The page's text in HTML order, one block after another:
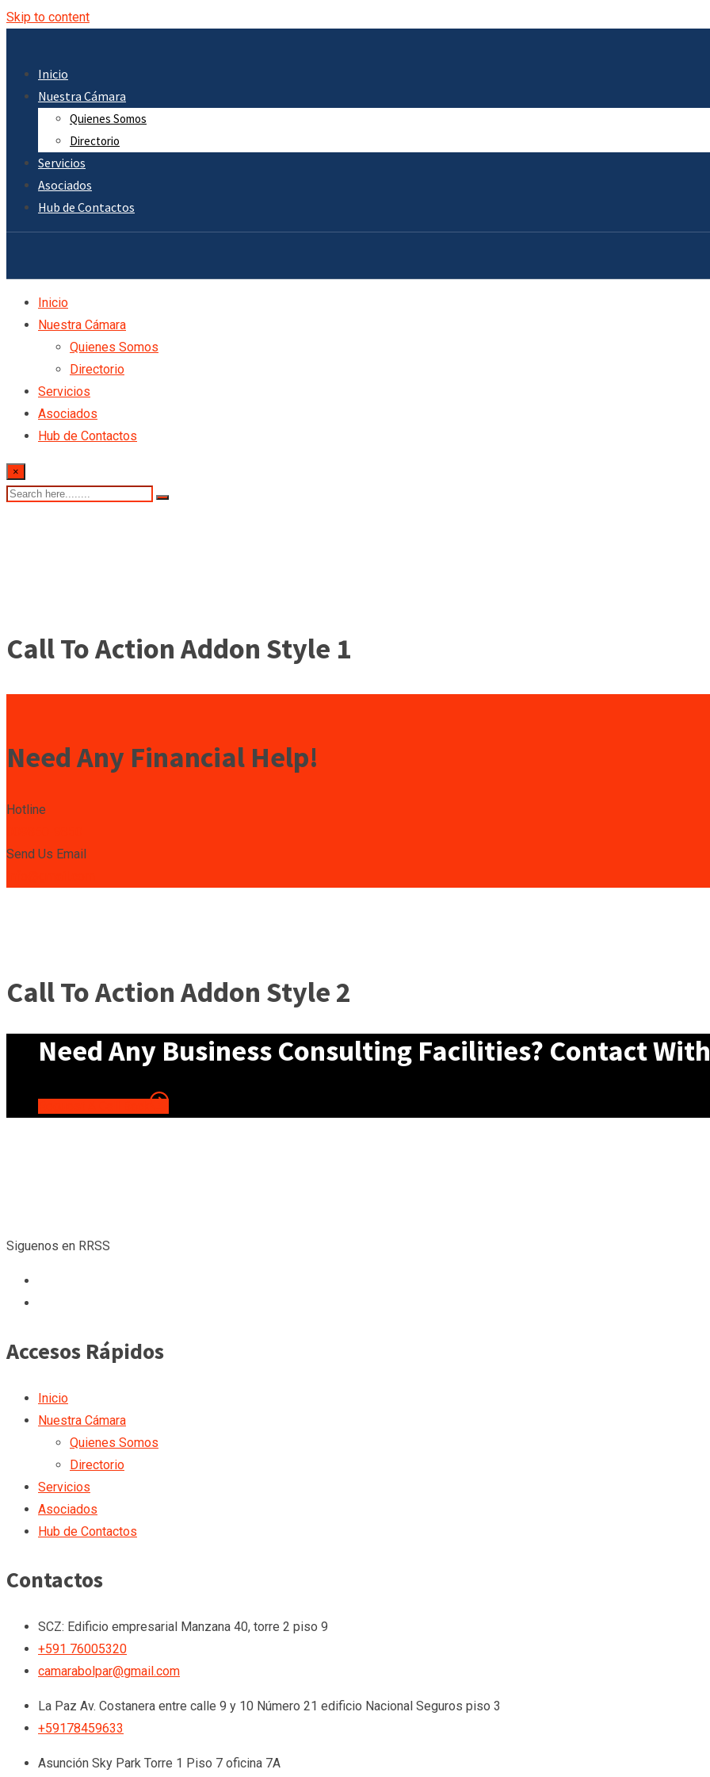
Skip to content
Inicio
Nuestra Cámara
Quienes Somos
Directorio
Servicios
Asociados
Hub de Contactos
Inicio
Nuestra Cámara
Quienes Somos
Directorio
Servicios
Asociados
Hub de Contactos
×
Call To Action Addon Style 1
Need Any Financial Help!
Hotline
Send Us Email
Call To Action Addon Style 2
Need Any Business Consulting Facilities? Contact
Siguenos en RRSS
Accesos Rápidos
Inicio
Nuestra Cámara
Quienes Somos
Directorio
Servicios
Asociados
Hub de Contactos
Contactos
SCZ: Edificio empresarial Manzana 40, torre 2 piso 9
+591 76005320
camarabolpar@gmail.com
La Paz Av. Costanera entre calle 9 y 10 Número 21 edificio Nacional Seguros piso 3
+59178459633
Asunción Sky Park Torre 1 Piso 7 oficina 7A